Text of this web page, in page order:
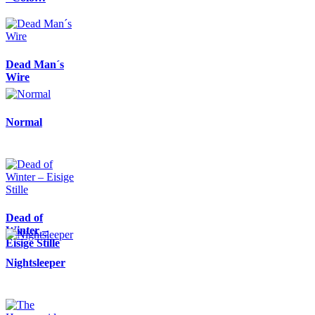
Dead Man´s
Wire
Normal
Dead of
Winter –
Eisige Stille
Nightsleeper